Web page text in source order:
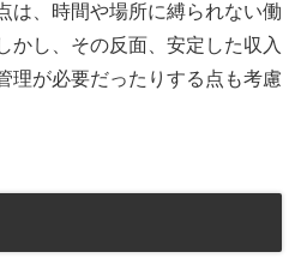
は、時間や場所に縛られない働
かし、その反面、安定した収入
理が必要だったりする点も考慮